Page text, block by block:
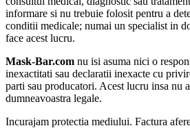
informare si nu trebuie folosit pentru a
conditii medicale; numai un specialist in
face acest lucru.
Mask-Bar.com nu isi asuma nici o
inexactitati sau declaratii inexacte cu
parti sau producatori. Acest lucru insa nu
dumneavoastra legale.
Incurajam protectia mediului. Factura